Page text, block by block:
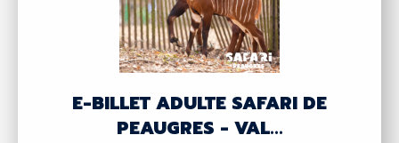
E-BILLET ADULTE SAFARI DE
PEAUGRES - VAL...